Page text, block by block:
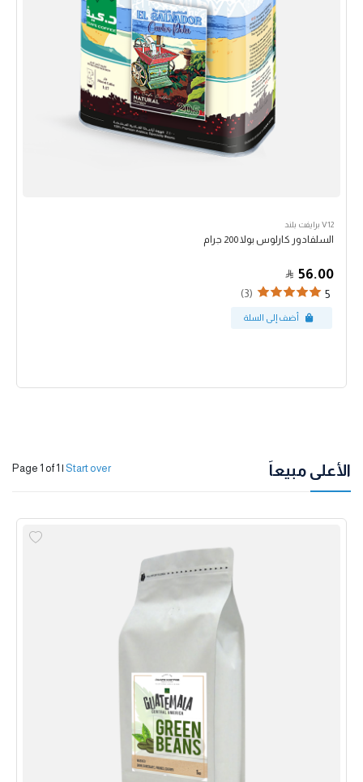
V12 برايفت بلند
السلفادور كارلوس بولا 200 جرام
56.00
5
(3)
الأعلى مبيعاً Page 1 of 1 | Start over